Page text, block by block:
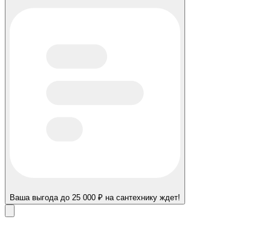
Ваша выгода до 25 000 ₽ на сантехнику ждет!